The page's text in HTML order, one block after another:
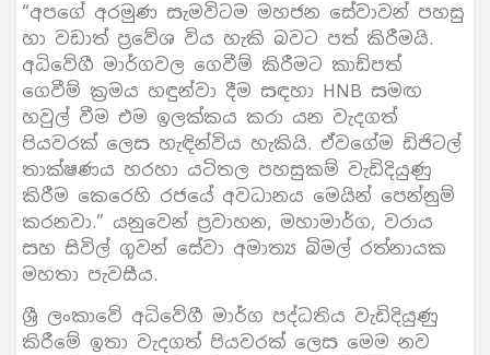
“අපගේ අරමුණ සැමවිටම මහජන සේවාවන් පහසු
හා වඩාත් ප්‍රවේශ විය හැකි බවට පත් කිරීමයි.
අධිවේගී මාර්ගවල ගෙවීම් කිරීමට කාඩ්පත්
ගෙවීම් ක්‍රමය හඳුන්වා දීම සඳහා HNB සමඟ
හවුල් වීම එම ඉලක්කය කරා යන වැදගත්
පියවරක් ලෙස හැඳින්විය හැකියි. ඒවගේම ඩිජිටල්
තාක්ෂණය හරහා යටිතල පහසුකම් වැඩිදියුණු
කිරීම කෙරෙහි රජයේ අවධානය මෙයින් පෙන්නුම්
කරනවා.” යනුවෙන් ප්‍රවාහන, මහාමාර්ග, වරාය
සහ සිවිල් ගුවන් සේවා අමාත්‍ය බිමල් රත්නායක
මහතා පැවසීය.
ශ්‍රී ලංකාවේ අධිවේගී මාර්ග පද්ධතිය වැඩිදියුණු
කිරීමේ ඉතා වැදගත් පියවරක් ලෙස මෙම නව